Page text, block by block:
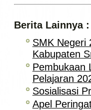
Berita Lainnya :
SMK Negeri
Kabupaten
Pembukaan
Pelajaran
Sosialisasi
Apel